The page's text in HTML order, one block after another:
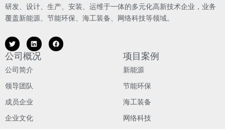
研发、设计、生产、安装、运维于一体的多元化高新技术企业，业务
覆盖新能源、节能环保、海工装备、网络科技等领域。
公司概况
公司简介
领导团队
成员企业
企业文化
项目案例
新能源
节能环保
海工装备
网络科技